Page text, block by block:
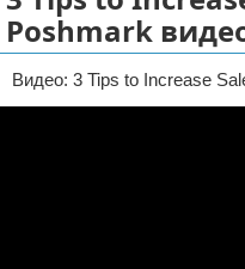
ДТП
Своими руками
Отказ от
Poshmark
Видео: 3 Tips to Increase